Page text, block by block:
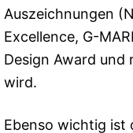
Auszeichnungen
Excellence, G-
Design Award
wird.
Ebenso wichtig ist